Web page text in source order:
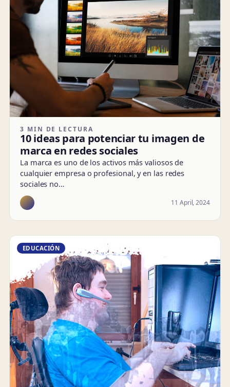
3 MIN DE LECTURA
10 ideas para potenciar tu imagen de
marca en redes sociales
La marca es uno de los activos más valiosos de
cualquier empresa o profesional, y en las redes
sociales no…
11 April, 2024
EDUCACIÓN